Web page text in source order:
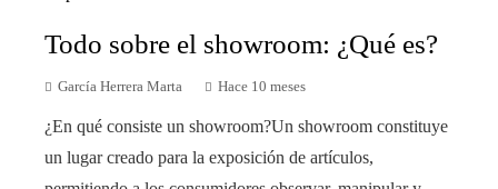
Todo sobre el showroom: ¿Qué es?
García Herrera Marta Hace 10 meses
¿En qué consiste un showroom?Un showroom constituye
un lugar creado para la exposición de artículos,